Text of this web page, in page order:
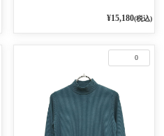
¥15,180(税込)
0